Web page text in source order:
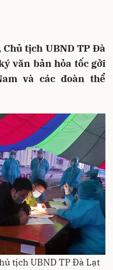
tịch UBND TP Đà
văn bản hỏa tốc gởi
và các đoàn thể
tịch UBND TP Đà Lạt